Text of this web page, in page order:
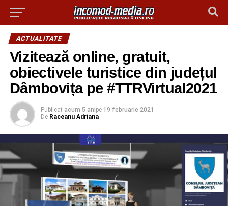
ACTUALITATE
Vizitează online, gratuit,
obiectivele turistice din județul
Dâmbovița pe #TTRVirtual2021
Publicat acum 5 anipe 19 februarie 2021
De Raceanu Adriana